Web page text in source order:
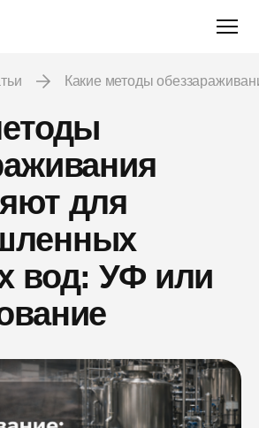
Какие методы
для
вод: УФ или